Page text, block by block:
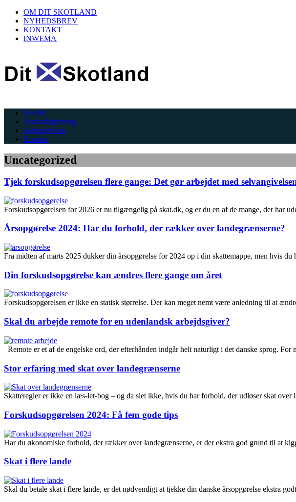
OM DIT SKOTLAND
NYHEDSBREV
KONTAKT
INWEMA
Forside
Skatterådgivning
Selvangivelse
Kontakt
Uncategorized
Tjek forskudsopgørelsen flere gange: Det gør arbejdet med
Forskudsopgørelsen for 2026 er nu tilgængelig på skat.dk, og er du en af de mange, der har
Årsopgørelse 2024: Har du forhold, der rækker over landegrænserne?
Fra midten af marts 2025 dukker din årsopgørelse for 2024 op i din skattemappe, men hvis
Din forskudsopgørelse kan ændres flere gange om året
Forskudsopgørelsen er ikke en statisk størrelse. Der kan meget nemt være anledning til at
Skal du arbejde remote for en udenlandsk arbejdsgiver?
Remote er et af de engelske ord, der efterhånden indgår helt naturligt i det danske sprog.
Stor erfaring med skat over landegrænserne
Skatteregler er ikke en læs-let-bog – og da slet ikke, hvis du har forhold, der udløser skat
Forskudsopgørelsen 2024: Få fem gode tips
Har du økonomiske forhold, der rækker over landegrænserne, er der ekstra god grund til at
Skat i flere lande
Skal du betale skat i flere lande, er det nødvendigt at tjekke din danske årsopgørelse ekstra